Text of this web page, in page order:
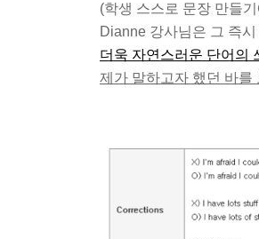
(학생 스스로 문장 만들
Dianne 강사님은 그 즉
더욱 자연스러운 단어의
제가 말하고자 했던 바를